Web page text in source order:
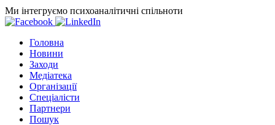
Ми інтегруємо психоаналітичні спільноти
Головна
Новини
Заходи
Медіатека
Організації
Спеціалісти
Партнери
Пошук